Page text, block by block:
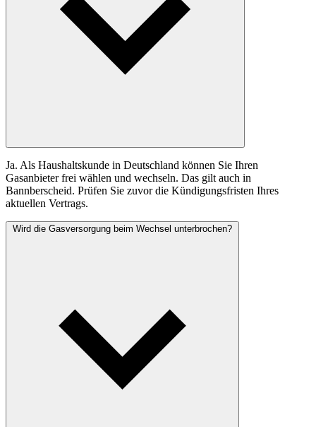
Ja. Als Haushaltskunde in Deutschland können Sie Ihren
Gasanbieter frei wählen und wechseln. Das gilt auch in
Bannberscheid. Prüfen Sie zuvor die Kündigungsfristen Ihres
aktuellen Vertrags.
Wird die Gasversorgung beim Wechsel unterbrochen?